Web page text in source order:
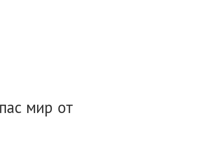
мир от